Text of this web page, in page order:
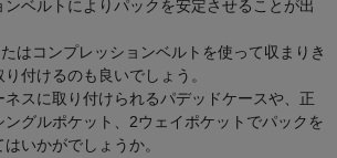
ンベルトによりパックを安定させることが出
はコンプレッションベルトを使って収まりき
付けるのも良いでしょう。
ネスに取り付けられるパデッドケースや、正
グルポケット、2ウェイポケットでパックを
いかがでしょうか。